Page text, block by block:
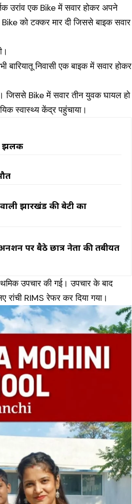
उरांव एक Bike में सवार होकर अपने
को टक्कर मार दी जिससे बाइक सवार
निवासी एक बाइक में सवार होकर
जिससे Bike में सवार तीन युवक घायल हो
स्वास्थ्य केंद्र पहुंचाया।
झलक
झारखंड की बेटी का
पर बैठे छात्र नेता की तबीयत
उपचार की गई। उपचार के बाद
रांची RIMS रेफर कर दिया गया।